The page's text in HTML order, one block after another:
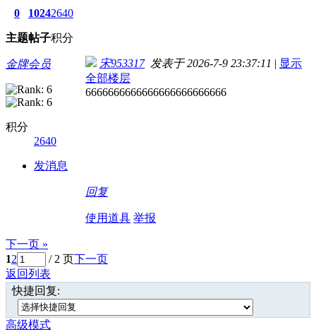
0
主题
1024
帖子
2640
积分
金牌会员
积分
2640
发消息
宋953317发表于 2026-7-9 23:37:11 | 显示
全部楼层
6666666666666666666666666
回复
使用道具 举报
下一页 »
12 / 2 页下一页
返回列表
快捷回复:
高级模式